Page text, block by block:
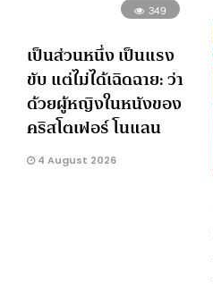
349
เป็นส่วนหนึ่ง เป็นแรง
ขับ แต่ไม่ได้เฉิดฉาย: ว่า
ด้วยผู้หญิงในหนังของ
คริสโตเฟอร์ โนแลน
4 August 2026